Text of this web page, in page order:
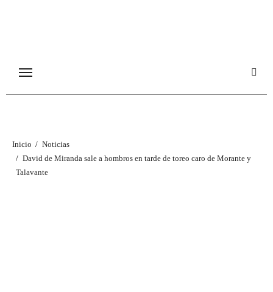
Inicio
Noticias
David de Miranda sale a hombros en tarde de toreo caro de Morante y
Talavante